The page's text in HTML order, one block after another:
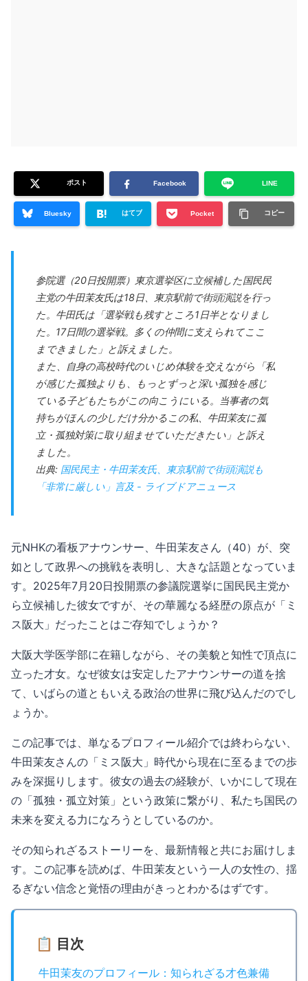
ポスト Facebook LINE
Bluesky はてブ Pocket コピー
参院選（20日投開票）東京選挙区に立候補した国民民
主党の牛田茉友氏は18日、東京駅前で街頭演説を行っ
た。牛田氏は「選挙戦も残すところ1日半となりまし
た。17日間の選挙戦。多くの仲間に支えられてここ
まできました」と訴えました。
また、自身の高校時代のいじめ体験を交えながら「私
が感じた孤独よりも、もっとずっと深い孤独を感じ
ている子どもたちがこの向こうにいる。当事者の気
持ちがほんの少しだけ分かるこの私、牛田茉友に孤
立・孤独対策に取り組ませていただきたい」と訴え
ました。
出典: 国民民主・牛田茉友氏、東京駅前で街頭演説も
「非常に厳しい」言及 - ライブドアニュース
元NHKの看板アナウンサー、牛田茉友さん（40）が、突
如として政界への挑戦を表明し、大きな話題となっていま
す。2025年7月20日投開票の参議院選挙に国民民主党か
ら立候補した彼女ですが、その華麗なる経歴の原点が「ミ
ス阪大」だったことはご存知でしょうか？
大阪大学医学部に在籍しながら、その美貌と知性で頂点に
立った才女。なぜ彼女は安定したアナウンサーの道を捨
て、いばらの道ともいえる政治の世界に飛び込んだのでし
ょうか。
この記事では、単なるプロフィール紹介では終わらない、
牛田茉友さんの「ミス阪大」時代から現在に至るまでの歩
みを深掘りします。彼女の過去の経験が、いかにして現在
の「孤独・孤立対策」という政策に繋がり、私たち国民の
未来を変える力になろうとしているのか。
その知られざるストーリーを、最新情報と共にお届けしま
す。この記事を読めば、牛田茉友という一人の女性の、揺
るぎない信念と覚悟の理由がきっとわかるはずです。
📋 目次
牛田茉友のプロフィール：知られざる才色兼備